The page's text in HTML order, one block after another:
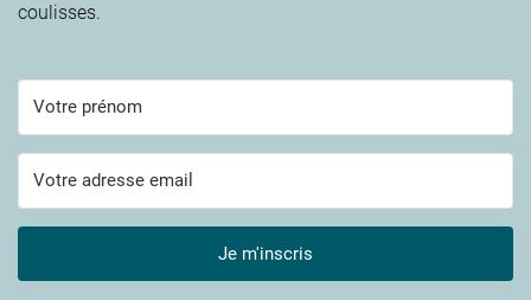
coulisses.
Je m'inscris